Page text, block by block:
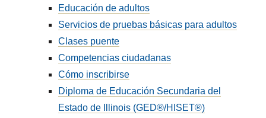
Educación de adultos
Servicios de pruebas básicas para adultos
Clases puente
Competencias ciudadanas
Cómo inscribirse
Diploma de Educación Secundaria del
Estado de Illinois (GED®/HISET®)